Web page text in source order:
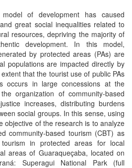
of development has caused
great social inequalities related to
resources, depriving the majority of
development. In this model,
by protected areas (PAs) are
populations are impacted directly by
that the tourist use of public PAs
occurs in large concessions at the
organization of community-based
increases, distributing burdens
social groups. In this sense, using
objective of the research is to analyze
community-based tourism (CBT) as
in protected areas for local
areas of Guaraqueçaba, located on
Superagui National Park (full